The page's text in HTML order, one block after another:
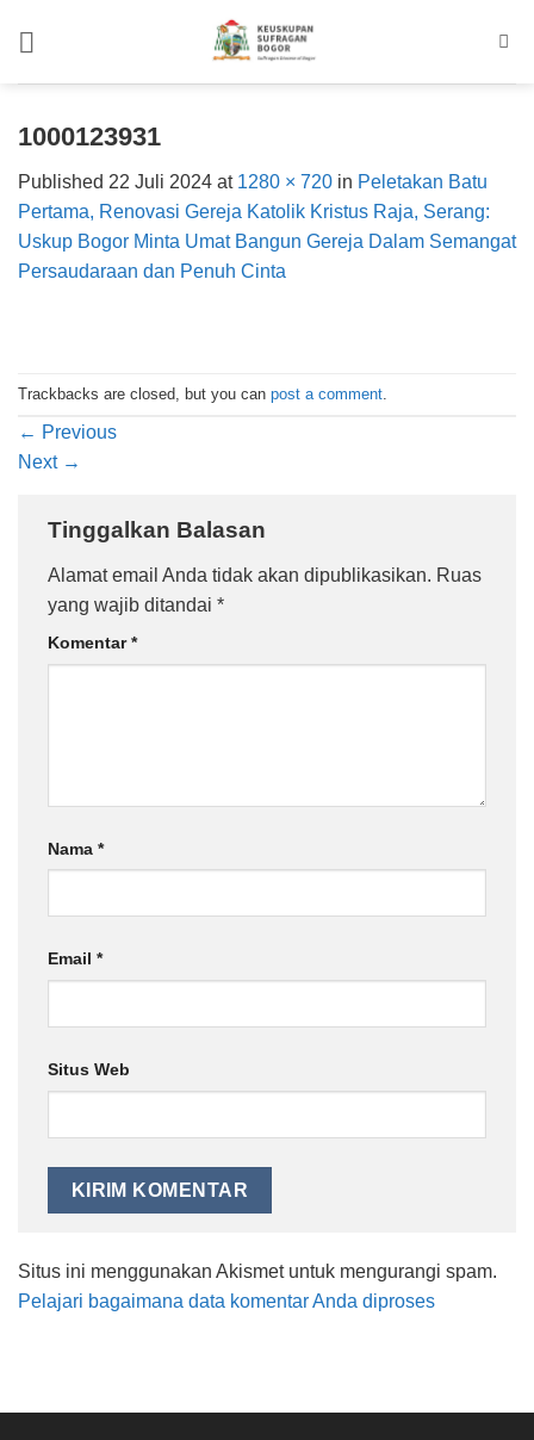
1000123931
Published 22 Juli 2024 at 1280 × 720 in Peletakan Batu
Pertama, Renovasi Gereja Katolik Kristus Raja, Serang:
Uskup Bogor Minta Umat Bangun Gereja Dalam Semangat
Persaudaraan dan Penuh Cinta
Trackbacks are closed, but you can post a comment
← Previous
Next →
Tinggalkan Balasan
Alamat email Anda tidak akan dipublikasikan. Ruas
yang wajib ditandai *
Komentar*
Nama *
Email *
Situs Web
Situs ini menggunakan Akismet untuk mengurangi spam.
Pelajari bagaimana data komentar Anda diproses